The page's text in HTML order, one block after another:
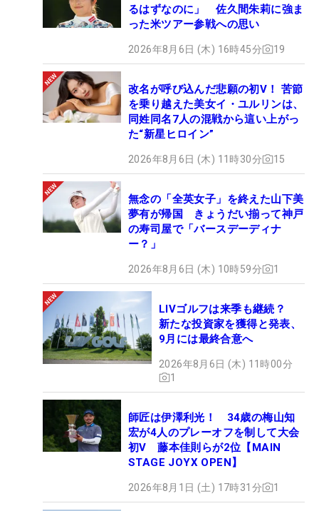
るはずなのに」 佐久間朱莉に強ま
った米ツアー参戦への思い
2026年8月6日 (木) 16時45分 19
改名が呼び込んだ悲願の初V！ 苦節
を乗り越えた美女イ・ユルリンは、
同姓同名7人の混戦から這い上がっ
た“新星ヒロイン”
2026年8月6日 (木) 11時30分 15
無念の「全英女子」を終えた山下美
夢有が帰国 きょうだい揃って神戸
の寿司屋で「バースデーディナ
ー？」
2026年8月6日 (木) 10時59分 1
LIVゴルフは来季も継続？
新たな投資家を獲得と発表、
9月には最終合意へ
2026年8月6日 (木) 11時00分
1
師匠は伊澤利光！ 34歳の梅山知
宏が4人のプレーオフを制して大会
初V 藤本佳則らが2位【MAIN
STAGE JOYX OPEN】
2026年8月1日 (土) 17時31分 1